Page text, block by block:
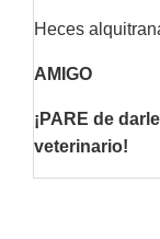
Heces
AMIGO
¡PARE de
veterinario!